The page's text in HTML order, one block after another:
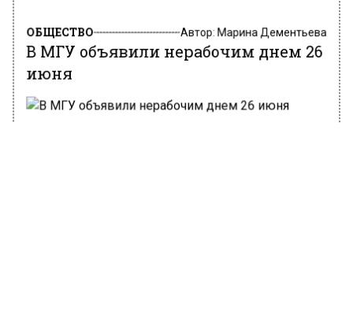
ОБЩЕСТВО Автор: Марина Дементьева
В МГУ объявили нерабочим днем 26
июня